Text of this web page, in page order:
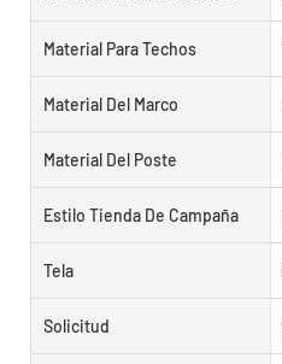
Material Para Techos
Material Del Marco
Material Del Poste
Estilo Tienda De Campaña
Tela
Solicitud